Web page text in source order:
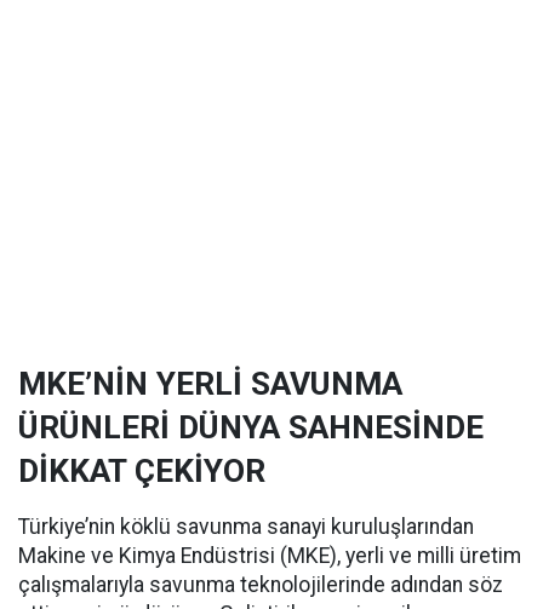
MKE’NİN YERLİ SAVUNMA
ÜRÜNLERİ DÜNYA SAHNESİNDE
DİKKAT ÇEKİYOR
Türkiye’nin köklü savunma sanayi kuruluşlarından
Makine ve Kimya Endüstrisi (MKE), yerli ve milli üretim
çalışmalarıyla savunma teknolojilerinde adından söz